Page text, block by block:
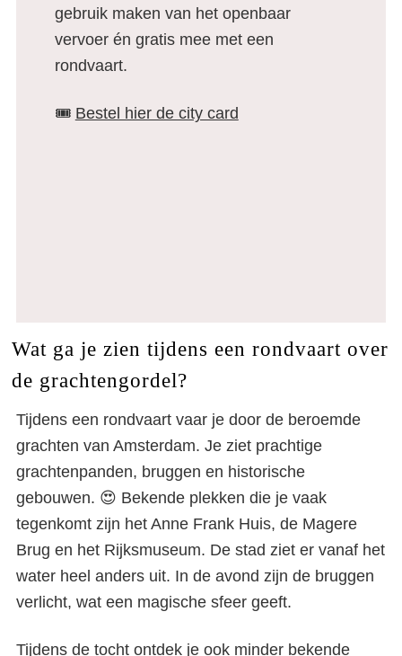
gebruik maken van het openbaar
vervoer én gratis mee met een
rondvaart.
🎟️ Bestel hier de city card
Wat ga je zien tijdens een rondvaart over
de grachtengordel?
Tijdens een rondvaart vaar je door de beroemde
grachten van Amsterdam. Je ziet prachtige
grachtenpanden, bruggen en historische
gebouwen. 😍 Bekende plekken die je vaak
tegenkomt zijn het Anne Frank Huis, de Magere
Brug en het Rijksmuseum. De stad ziet er vanaf het
water heel anders uit. In de avond zijn de bruggen
verlicht, wat een magische sfeer geeft.
Tijdens de tocht ontdek je ook minder bekende